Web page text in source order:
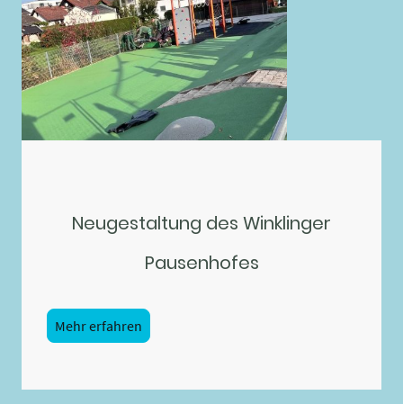
Neugestaltung des Winklinger
Pausenhofes
Mehr erfahren